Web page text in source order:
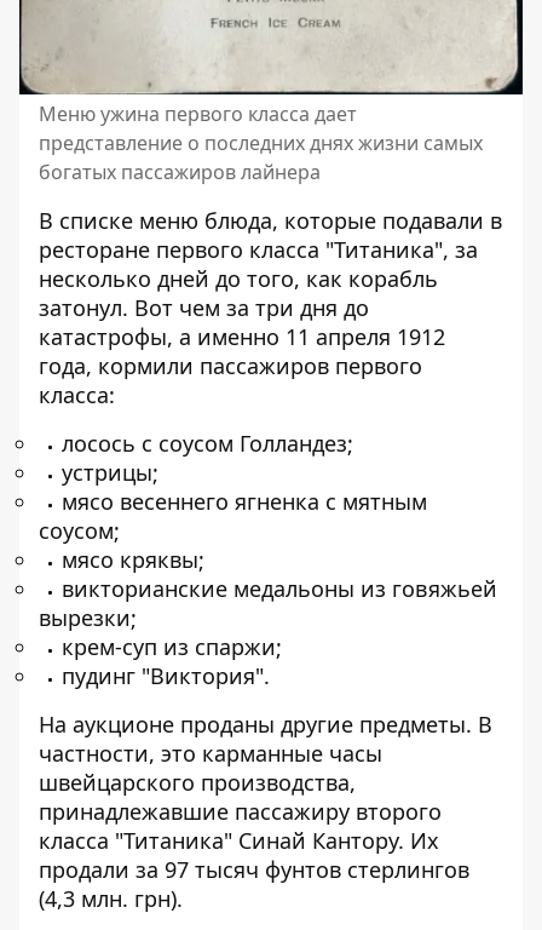
Меню ужина первого класса дает
представление о последних днях жизни самых
богатых пассажиров лайнера
В списке меню блюда, которые подавали в
ресторане первого класса "Титаника", за
несколько дней до того, как корабль
затонул. Вот чем за три дня до
катастрофы, а именно 11 апреля 1912
года, кормили пассажиров первого
класса:
лосось с соусом Голландез;
устрицы;
мясо весеннего ягненка с мятным
соусом;
мясо кряквы;
викторианские медальоны из говяжьей
вырезки;
крем-суп из спаржи;
пудинг "Виктория".
На аукционе проданы другие предметы. В
частности, это карманные часы
швейцарского производства,
принадлежавшие пассажиру второго
класса "Титаника" Синай Кантору. Их
продали за 97 тысяч фунтов стерлингов
(4,3 млн. грн).